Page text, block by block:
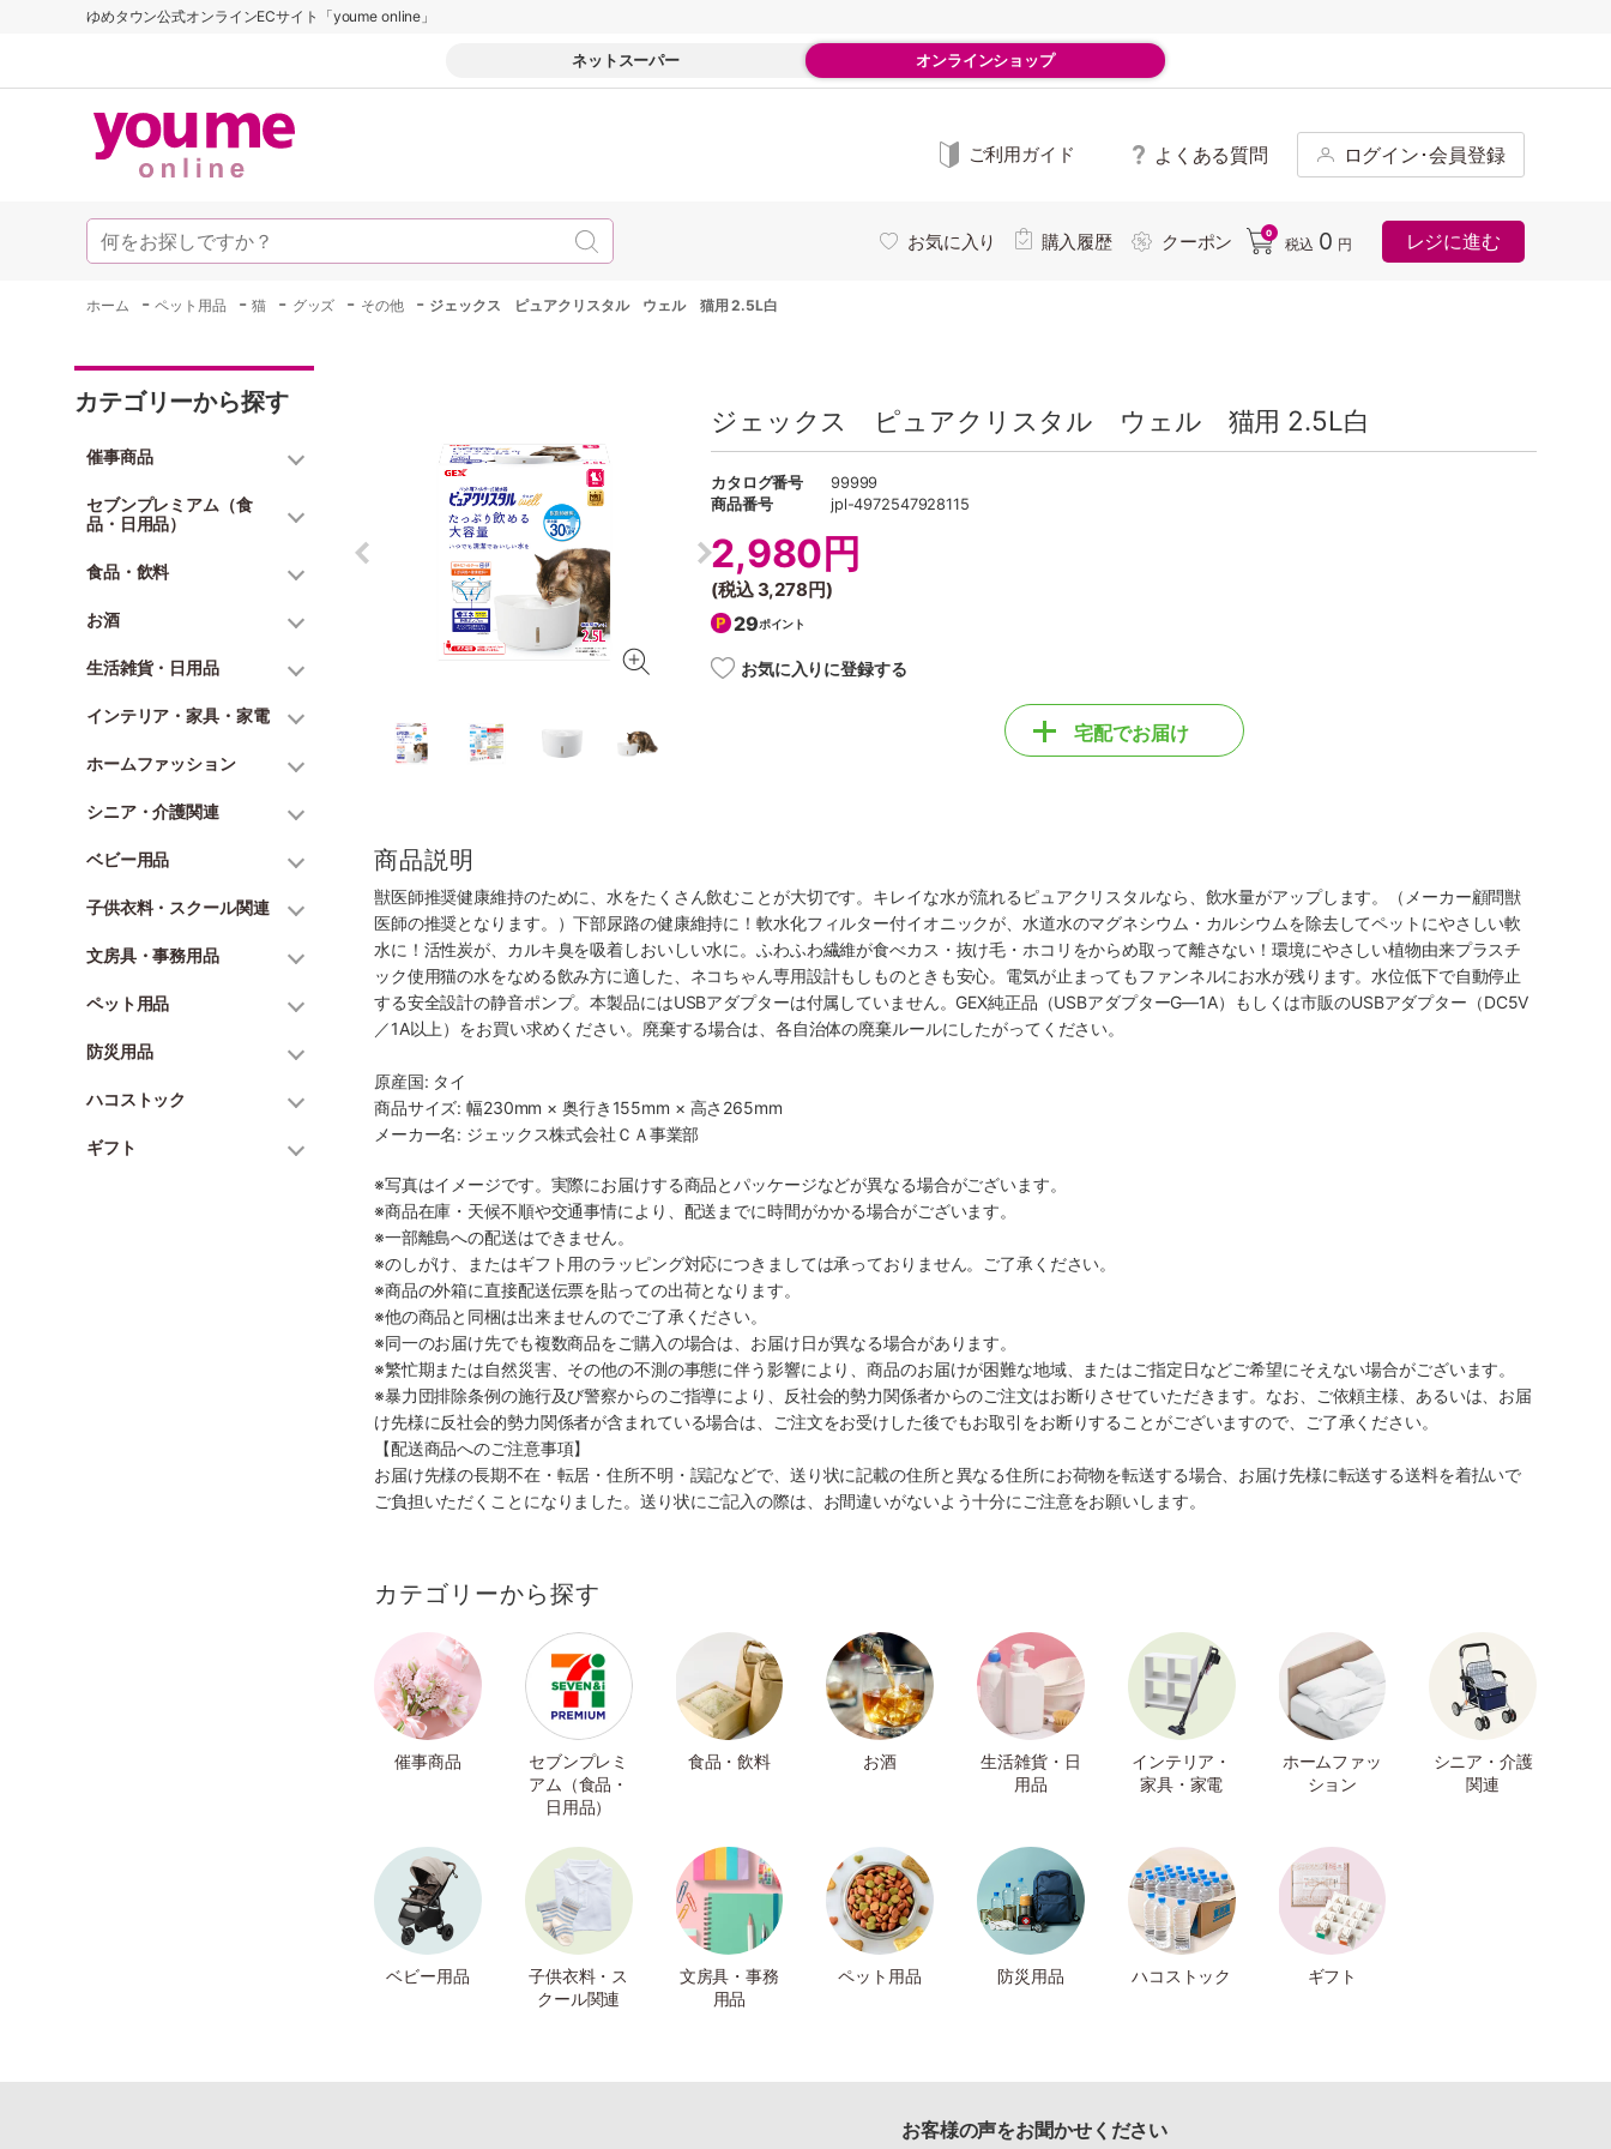
ゆめタウン公式オンラインECサイト「youme online」
ネットスーパー オンラインショップ
ご利用ガイド よくある質問 ログイン･会員登録
お気に入り 購入履歴 クーポン 0
税込 0 円 レジに進む
ホーム -ペット用品 -猫 - グッズ - その他 - ジェックス ピュアクリスタル ウェル 猫用 2.5L白
カテゴリーから探す
催事商品
セブンプレミアム（食
品・日用品）
食品・飲料
お酒
生活雑貨・日用品
インテリア・家具・家電
ホームファッション
シニア・介護関連
ベビー用品
子供衣料・スクール関連
文房具・事務用品
ペット用品
防災用品
ハコストック
ギフト
ジェックス ピュアクリスタル ウェル 猫用 2.5L白
カタログ番号
99999
商品番号
jpl-4972547928115
2,980円
(税込 3,278円)
29ポイント
お気に入りに登録する
宅配でお届け
商品説明
獣医師推奨健康維持のために、水をたくさん飲むことが大切です。キレイな水が流れるピュアクリスタルなら、飲水量がアップします。（メーカー顧問獣
医師の推奨となります。）下部尿路の健康維持に！軟水化フィルター付イオニックが、水道水のマグネシウム・カルシウムを除去してペットにやさしい軟
水に！活性炭が、カルキ臭を吸着しおいしい水に。ふわふわ繊維が食べカス・抜け毛・ホコリをからめ取って離さない！環境にやさしい植物由来プラスチ
ック使用猫の水をなめる飲み方に適した、ネコちゃん専用設計もしものときも安心。電気が止まってもファンネルにお水が残ります。水位低下で自動停止
する安全設計の静音ポンプ。本製品にはUSBアダプターは付属していません。GEX純正品（USBアダプターG―1A）もしくは市販のUSBアダプター（DC5V
／1A以上）をお買い求めください。廃棄する場合は、各自治体の廃棄ルールにしたがってください。
原産国: タイ
商品サイズ: 幅230mm × 奥行き155mm × 高さ265mm
メーカー名: ジェックス株式会社ＣＡ事業部
※写真はイメージです。実際にお届けする商品とパッケージなどが異なる場合がございます。
※商品在庫・天候不順や交通事情により、配送までに時間がかかる場合がございます。
※一部離島への配送はできません。
※のしがけ、またはギフト用のラッピング対応につきましては承っておりません。ご了承ください。
※商品の外箱に直接配送伝票を貼っての出荷となります。
※他の商品と同梱は出来ませんのでご了承ください。
※同一のお届け先でも複数商品をご購入の場合は、お届け日が異なる場合があります。
※繁忙期または自然災害、その他の不測の事態に伴う影響により、商品のお届けが困難な地域、またはご指定日などご希望にそえない場合がございます。
※暴力団排除条例の施行及び警察からのご指導により、反社会的勢力関係者からのご注文はお断りさせていただきます。なお、ご依頼主様、あるいは、お届
け先様に反社会的勢力関係者が含まれている場合は、ご注文をお受けした後でもお取引をお断りすることがございますので、ご了承ください。
【配送商品へのご注意事項】
お届け先様の長期不在・転居・住所不明・誤記などで、送り状に記載の住所と異なる住所にお荷物を転送する場合、お届け先様に転送する送料を着払いで
ご負担いただくことになりました。送り状にご記入の際は、お間違いがないよう十分にご注意をお願いします。
カテゴリーから探す
催事商品
セブンプレミ
アム（食品・
日用品）
食品・飲料 お酒
生活雑貨・日
用品
インテリア・
家具・家電
ホームファッ
ション
シニア・介護
関連
ベビー用品
子供衣料・ス
クール関連
文房具・事務
用品
ペット用品 防災用品 ハコストック ギフト
お客様の声をお聞かせください